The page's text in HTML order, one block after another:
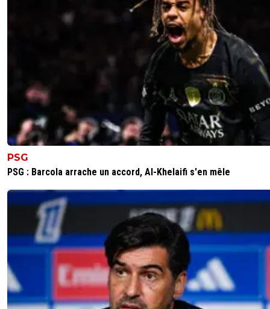
+1
Départ de Nuamah, Zaha, Benrahma et Orban
15 novembre 2024 à 22:38 104
0+ Répondre
balibalo-343 15 novembre 2024 à 18:53 + 0
n'y perdra pas trop sportivement.
auvoren 15 novembre 2024 à 18:08 +1
Article déjà écrit il y a 3 semaines et repris il y a 15 jours
dire que le joueur privilégiait un autre club... Après les 25
de suite sur "Textor et les difficultés financières" et
DNCG", ça recycle dur sur le site en ce moment !
Répondre
PSG
PSG : Barcola arrache un accord, Al-Khelaifi s'en mêle